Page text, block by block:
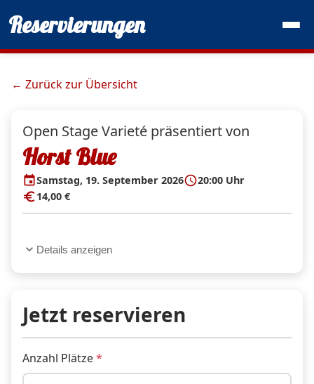
Reservierungen
← Zurück zur Übersicht
Open Stage Varieté präsentiert von
Horst Blue
eventSamstag, 19. September 2026schedule20:00 Uhr
euro14,00 €
expand_more Details anzeigen
Jetzt reservieren
Anzahl Plätze